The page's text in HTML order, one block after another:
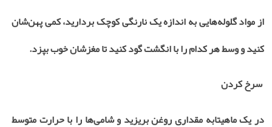
از مواد گلوله‌هایی به اندازه یک نارنگی کوچک بردارید، کمی پهن‌شان
کنید و وسط هر کدام را با انگشت گود کنید تا مغزشان خوب بپزد.
سرخ کردن
در یک ماهیتابه مقداری روغن بریزید و شامی‌ها را با حرارت متوسط